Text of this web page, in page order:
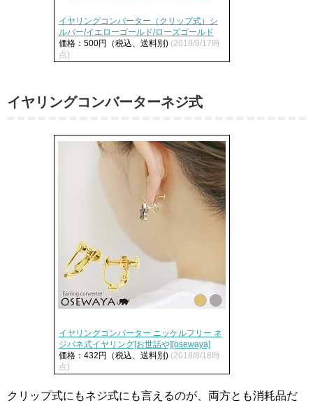
イヤリングコンバーター（クリップ式）シ
ルバー/イエローゴールド/ローズゴールド
価格：500円（税込、送料別) (2018/8/17時
点)
イヤリングコンバーターネジ式
イヤリングコンバーター ニッケルフリー ネ
ジバネ式イヤリング[お世話や][osewaya]
価格：432円（税込、送料別) (2018/8/18時
点)
クリップ式にもネジ式にも言えるのが、両方とも消耗品だ